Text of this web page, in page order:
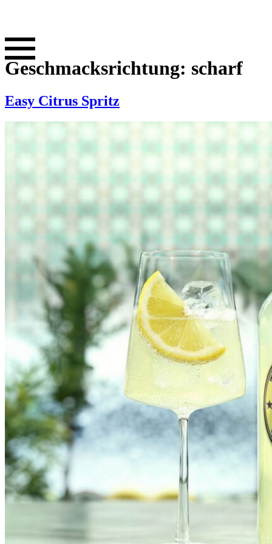
Geschmacksrichtung: scharf
Easy Citrus Spritz